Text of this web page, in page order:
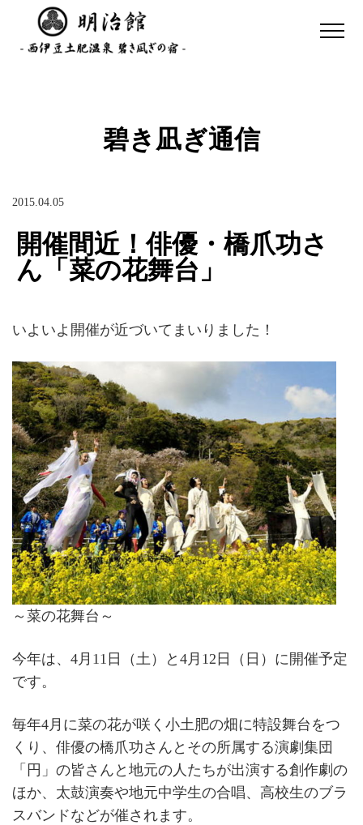
碧き凪ぎ通信
2015.04.05
開催間近！俳優・橋爪功さ
ん「菜の花舞台」
いよいよ開催が近づいてまいりました！
～菜の花舞台～
今年は、4月11日（土）と4月12日（日）に開催予定
です。
毎年4月に菜の花が咲く小土肥の畑に特設舞台をつ
くり、俳優の橋爪功さんとその所属する演劇集団
「円」の皆さんと地元の人たちが出演する創作劇の
ほか、太鼓演奏や地元中学生の合唱、高校生のブラ
スバンドなどが催されます。